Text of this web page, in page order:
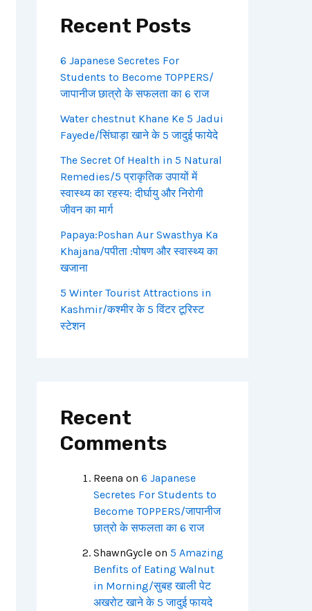
Recent Posts
6 Japanese Secretes For
Students to Become TOPPERS/
जापानीज छात्रो के सफलता का 6 राज
Water chestnut Khane Ke 5 Jadui
Fayede/सिंघाड़ा खाने के 5 जादुई फायेदे
The Secret Of Health in 5 Natural
Remedies/5 प्राकृतिक उपायों में
स्वास्थ्य का रहस्य: दीर्घायु और निरोगी
जीवन का मार्ग
Papaya:Poshan Aur Swasthya Ka
Khajana/पपीता :पोषण और स्वास्थ्य का
खजाना
5 Winter Tourist Attractions in
Kashmir/कश्मीर के 5 विंटर टूरिस्ट
स्टेशन
Recent
Comments
Reena on 6 Japanese
Secretes For Students to
Become TOPPERS/जापानीज
छात्रो के सफलता का 6 राज
ShawnGycleon 5 Amazing
Benfits of Eating Walnut
in Morning/सुबह खाली पेट
अखरोट खाने के 5 जादुई फायदे